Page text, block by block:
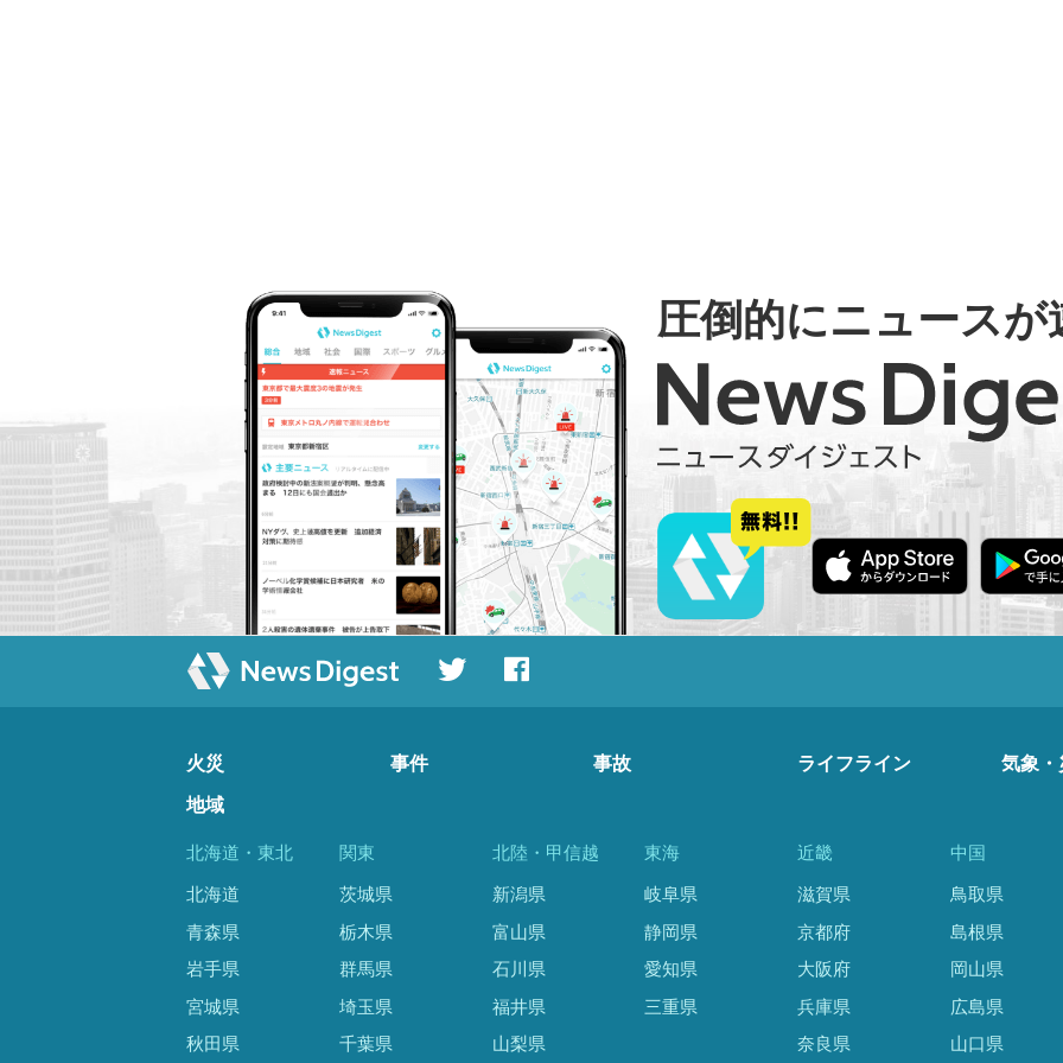
圧倒的にニュースが
火災 事件 事故 ライフライン 気象・
地域
北海道・東北
北海道
青森県
岩手県
宮城県
秋田県
関東
茨城県
栃木県
群馬県
埼玉県
千葉県
北陸・甲信越
新潟県
富山県
石川県
福井県
山梨県
東海
岐阜県
静岡県
愛知県
三重県
近畿
滋賀県
京都府
大阪府
兵庫県
奈良県
中国
鳥取県
島根県
岡山県
広島県
山口県